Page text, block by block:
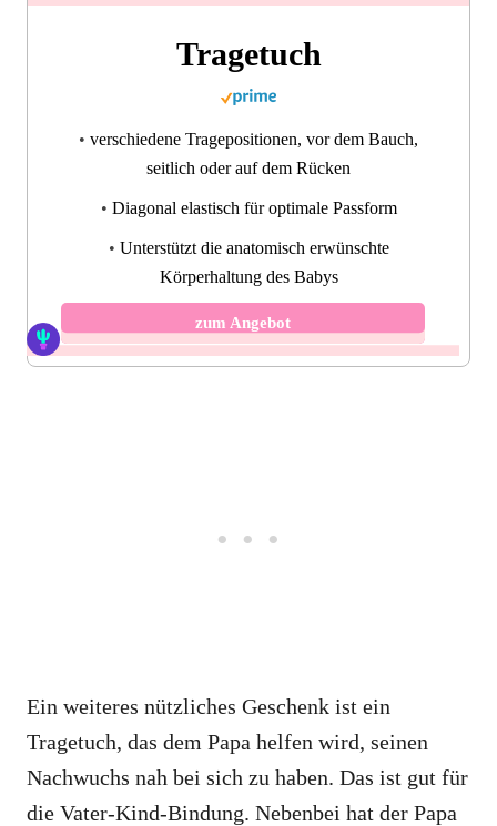
Tragetuch
• verschiedene Tragepositionen, vor dem Bauch,
seitlich oder auf dem Rücken
• Diagonal elastisch für optimale Passform
• Unterstützt die anatomisch erwünschte
Körperhaltung des Babys
zum Angebot
Ein weiteres nützliches Geschenk ist ein
Tragetuch, das dem Papa helfen wird, seinen
Nachwuchs nah bei sich zu haben. Das ist gut für
die Vater-Kind-Bindung. Nebenbei hat der Papa